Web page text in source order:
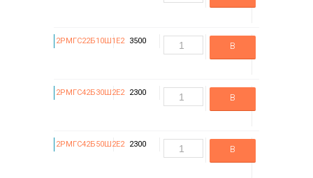
2РМГС22Б10Ш1Е2 3500
В
2РМГС42Б30Ш2Е2 2300
В
2РМГС42Б50Ш2Е2 2300
В